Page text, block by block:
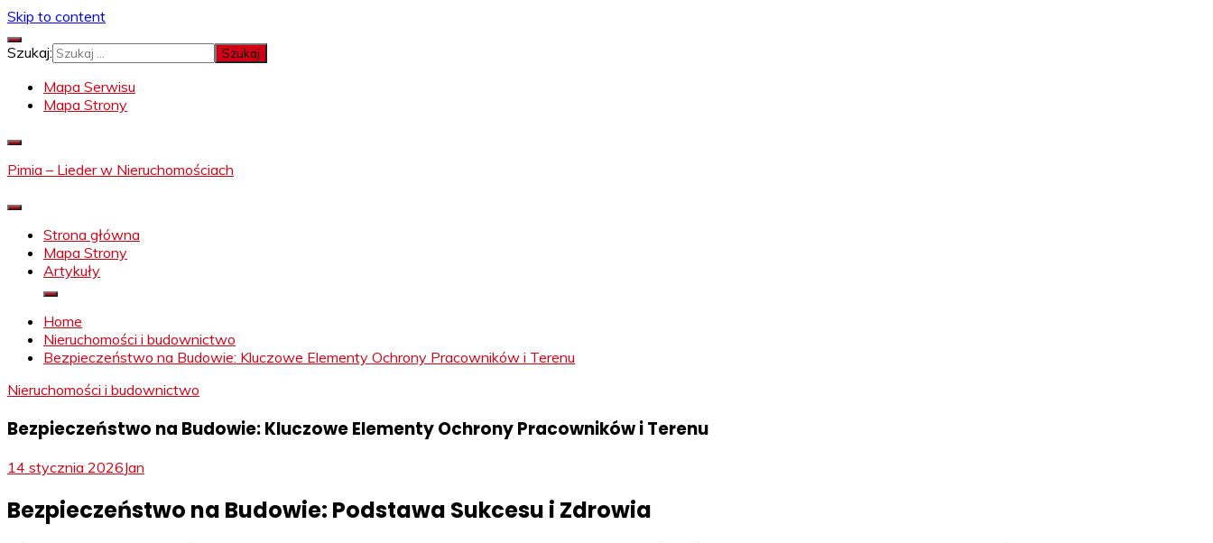
Skip to content
Szukaj:
Mapa Serwisu
Mapa Strony
Pimia – Lieder w Nieruchomościach
Strona główna
Mapa Strony
Artykuły
Home
Nieruchomości i budownictwo
Bezpieczeństwo na Budowie: Kluczowe Elementy Ochrony Pracowników i Terenu
Nieruchomości i budownictwo
Bezpieczeństwo na Budowie: Kluczowe Elementy Ochrony Pracowników i Terenu
14 stycznia 2026Jan
Bezpieczeństwo na Budowie: Podstawa Sukcesu i Zdrowia